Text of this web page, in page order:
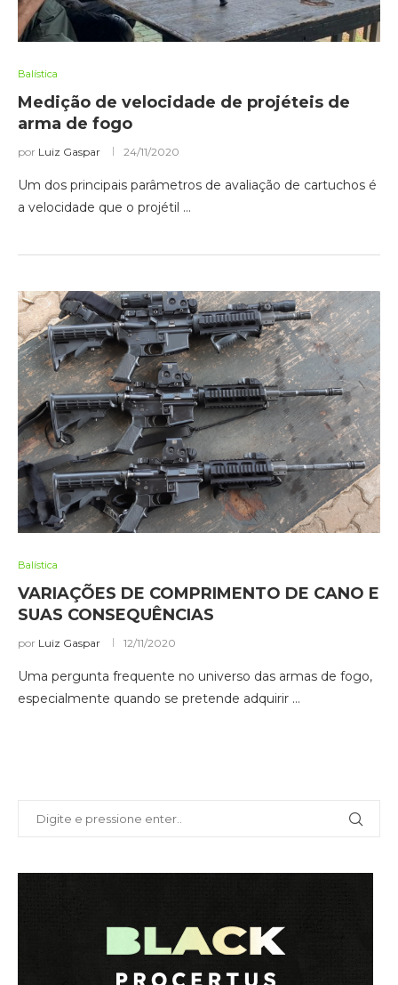
Balística
Medição de velocidade de projéteis de
arma de fogo
por Luiz Gaspar 24/11/2020
Um dos principais parâmetros de avaliação de cartuchos é
a velocidade que o projétil …
Balística
VARIAÇÕES DE COMPRIMENTO DE CANO E
SUAS CONSEQUÊNCIAS
por Luiz Gaspar 12/11/2020
Uma pergunta frequente no universo das armas de fogo,
especialmente quando se pretende adquirir …